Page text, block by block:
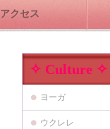
アクセス
✧ Culture ✧
ヨーガ
ウクレレ